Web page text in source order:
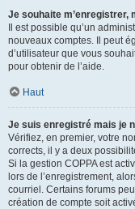
Je souhaite m’enregistrer,
Il est possible qu’un
nouveaux comptes. Il peut
d’utilisateur que vous
pour obtenir de l’aide.
Haut
Je suis enregistré mais je
Vérifiez, en premier, votre
corrects, il y a deux
Si la gestion COPPA est
lors de l’enregistrement,
courriel. Certains forums
création de compte soit